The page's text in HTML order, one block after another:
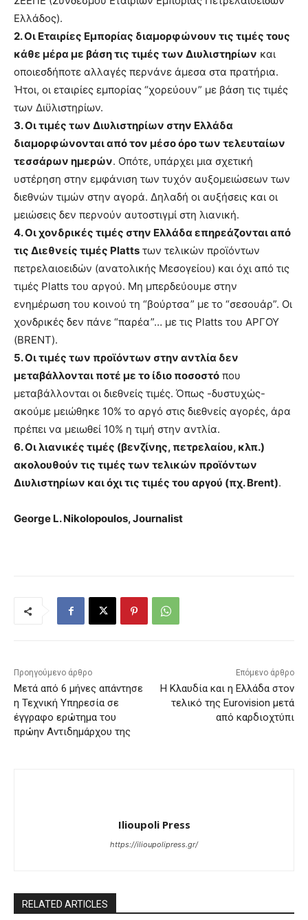
Ελλάδος).
2.Οι Εταιρίες Εμπορίας διαμορφώνουν τις τιμές τους
κάθε μέρα με βάση τις τιμές των Διυλιστηρίων και
οποιεσδήποτε αλλαγές περνάνε άμεσα στα πρατήρια.
Ήτοι, οι εταιρίες εμπορίας “χορεύουν” με βάση τις τιμές
των Διϋλιστηρίων.
3.Οι τιμές των Διυλιστηρίων στην Ελλάδα
διαμορφώνονται από τον μέσο όρο των τελευταίων
τεσσάρων ημερών. Οπότε, υπάρχει μια σχετική
υστέρηση στην εμφάνιση των τυχόν αυξομειώσεων των
διεθνών τιμών στην αγορά. Δηλαδή οι αυξήσεις και οι
μειώσεις δεν περνούν αυτοστιγμί στη λιανική.
4. Οι χονδρικές τιμές στην Ελλάδα επηρεάζονται από
τις Διεθνείς τιμές Platts των τελικών προϊόντων
πετρελαιοειδών (ανατολικής Μεσογείου) και όχι από τις
τιμές Platts του αργού. Μη μπερδεύουμε στην
ενημέρωση του κοινού τη “βούρτσα” με το “σεσουάρ”. Οι
χονδρικές δεν πάνε “παρέα”… με τις Platts του ΑΡΓΟΥ
(BRENT).
5.Οι τιμές των προϊόντων στην αντλία δεν
μεταβάλλονται ποτέ με το ίδιο ποσοστό που
μεταβάλλονται οι διεθνείς τιμές. Όπως -δυστυχώς-
ακούμε μειώθηκε 10% το αργό στις διεθνείς αγορές, άρα
πρέπει να μειωθεί 10% η τιμή στην αντλία.
6.Οι λιανικές τιμές (βενζίνης, πετρελαίου, κλπ.)
ακολουθούν τις τιμές των τελικών προϊόντων
Διυλιστηρίων και όχι τις τιμές του αργού (πχ. Brent).
George L. Nikolopoulos, Journalist
Προηγούμενο άρθρο
Μετά από 6 μήνες απάντησε
η Τεχνική Υπηρεσία σε
έγγραφο ερώτημα του
πρώην Αντιδημάρχου της
Επόμενο άρθρο
Η Κλαυδία και η Ελλάδα στον
τελικό της Eurovision μετά
από καρδιοχτύπι
Ilioupoli Press
https://ilioupolipress.gr/
RELATED ARTICLES